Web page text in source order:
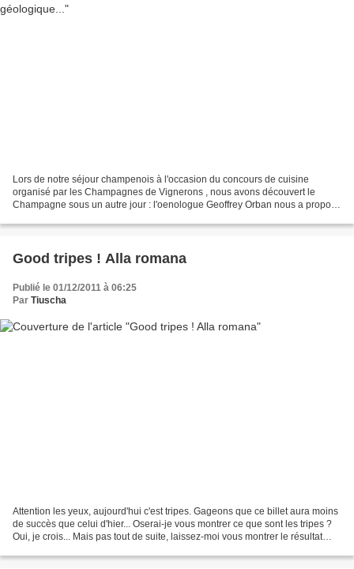
Lors de notre séjour champenois à l'occasion du concours de cuisine
organisé par les Champagnes de Vignerons , nous avons découvert le
Champagne sous un autre jour : l'oenologue Geoffrey Orban nous a proposé
Good tripes ! Alla romana
Publié le 01/12/2011 à 06:25
Par Tiuscha
Attention les yeux, aujourd'hui c'est tripes. Gageons que ce billet aura moins
de succès que celui d'hier... Oserai-je vous montrer ce que sont les tripes ?
Oui, je crois... Mais pas tout de suite, laissez-moi vous montrer le résultat